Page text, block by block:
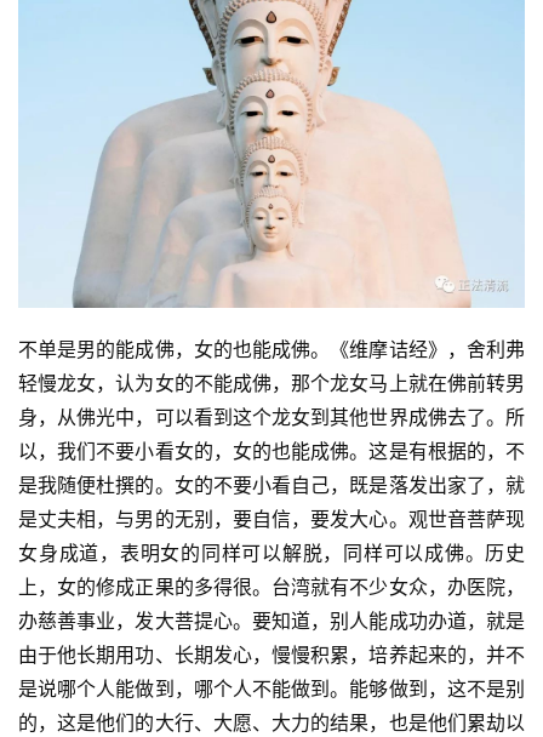
不单是男的能成佛，女的也能成佛。《维摩诘经》，舍利弗
轻慢龙女，认为女的不能成佛，那个龙女马上就在佛前转男
身，从佛光中，可以看到这个龙女到其他世界成佛去了。所
以，我们不要小看女的，女的也能成佛。这是有根据的，不
是我随便杜撰的。女的不要小看自己，既是落发出家了，就
是丈夫相，与男的无别，要自信，要发大心。观世音菩萨现
女身成道，表明女的同样可以解脱，同样可以成佛。历史
上，女的修成正果的多得很。台湾就有不少女众，办医院，
办慈善事业，发大菩提心。要知道，别人能成功办道，就是
由于他长期用功、长期发心，慢慢积累，培养起来的，并不
是说哪个人能做到，哪个人不能做到。能够做到，这不是别
的，这是他们的大行、大愿、大力的结果，也是他们累劫以